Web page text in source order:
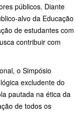
públicos. Diante
alvo da Educação
de estudantes com
contribuir com
o Simpósio
excludente do
pautada na ética da
de todos os